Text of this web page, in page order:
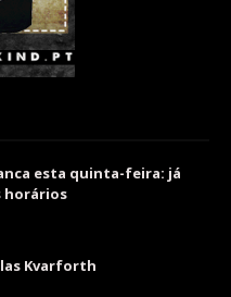
esta quinta-feira: já
horários
Kvarforth